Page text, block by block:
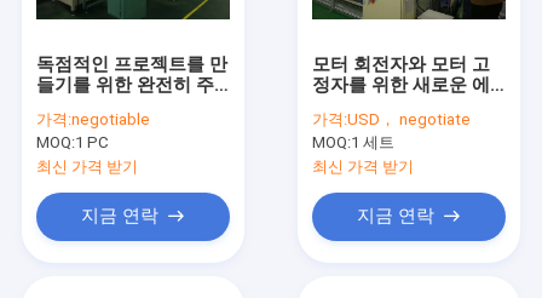
독점적인 프로젝트를 만
들기를 위한 완전히 주
포드 모터 일관 작업
가격:negotiable
MOQ:1 PC
최신 가격 받기
지금 연락
모터 회전자와 모터 고
정자를 위한 새로운 에
작업
가격:USD， negotiate
MOQ:1 세트
최신 가격 받기
지금 연락